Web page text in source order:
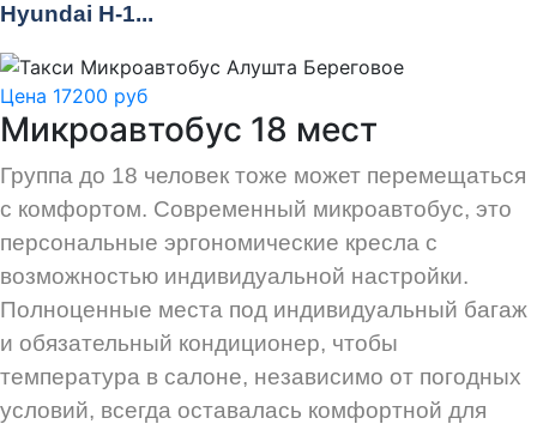
Hyundai H-1...
Цена 17200 руб
Микроавтобус 18 мест
Группа до 18 человек тоже может перемещаться
с комфортом. Современный микроавтобус, это
персональные эргономические кресла с
возможностью индивидуальной настройки.
Полноценные места под индивидуальный багаж
и обязательный кондиционер, чтобы
температура в салоне, независимо от погодных
условий, всегда оставалась комфортной для